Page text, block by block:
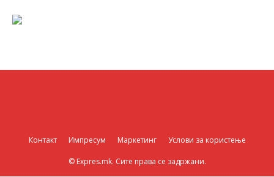
Контакт Импресум Маркетинг Услови за користење
© Expres.mk. Сите права се задржани.